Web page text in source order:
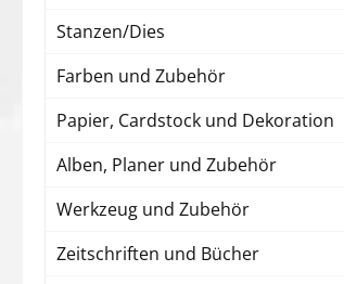
Stanzen/Dies
Farben und Zubehör
Papier, Cardstock und Dekoration
Alben, Planer und Zubehör
Werkzeug und Zubehör
Zeitschriften und Bücher